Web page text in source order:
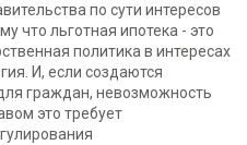
по сути интересов
что льготная ипотека - это
политика в интересах
И, если создаются
граждан, невозможность
это требует